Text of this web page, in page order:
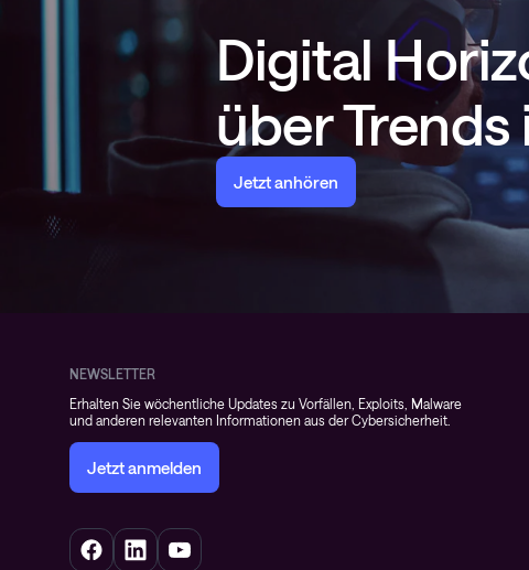
Digital
über
Jetzt anhören
NEWSLETTER
Erhalten Sie wöchentliche Updates zu Vorfällen, Exploits, Malware
und anderen relevanten Informationen aus der Cybersicherheit.
Jetzt anmelden